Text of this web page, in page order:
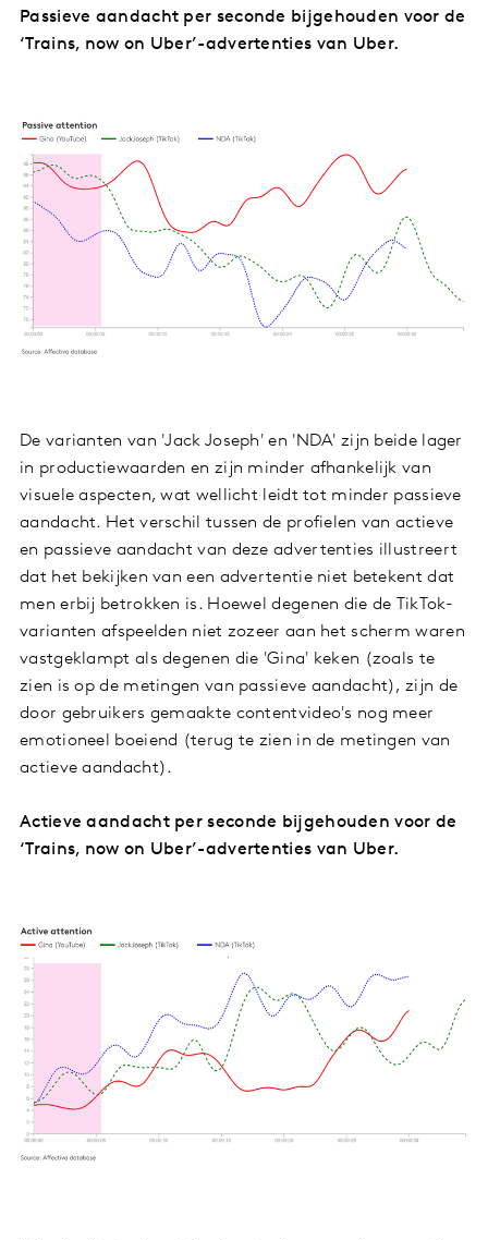
Passieve aandacht per seconde bijgehouden voor de
‘Trains, now on Uber’-advertenties van Uber.
De varianten van 'Jack Joseph' en 'NDA' zijn beide lager
in productiewaarden en zijn minder afhankelijk van
visuele aspecten, wat wellicht leidt tot minder passieve
aandacht. Het verschil tussen de profielen van actieve
en passieve aandacht van deze advertenties illustreert
dat het bekijken van een advertentie niet betekent dat
men erbij betrokken is. Hoewel degenen die de TikTok-
varianten afspeelden niet zozeer aan het scherm waren
vastgeklampt als degenen die 'Gina' keken (zoals te
zien is op de metingen van passieve aandacht), zijn de
door gebruikers gemaakte contentvideo's nog meer
emotioneel boeiend (terug te zien in de metingen van
actieve aandacht).
Actieve aandacht per seconde bijgehouden voor de
‘Trains, now on Uber’-advertenties van Uber.